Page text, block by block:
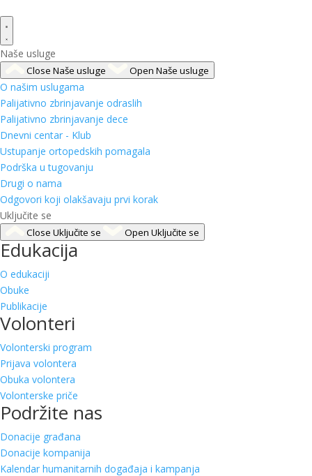
Naše usluge
Close Naše usluge Open Naše usluge
O našim uslugama
Palijativno zbrinjavanje odraslih
Palijativno zbrinjavanje dece
Dnevni centar - Klub
Ustupanje ortopedskih pomagala
Podrška u tugovanju
Drugi o nama
Odgovori koji olakšavaju prvi korak
Uključite se
Close Uključite se Open Uključite se
Edukacija
O edukaciji
Obuke
Publikacije
Volonteri
Volonterski program
Prijava volontera
Obuka volontera
Volonterske priče
Podržite nas
Donacije građana
Donacije kompanija
Kalendar humanitarnih događaja i kampanja